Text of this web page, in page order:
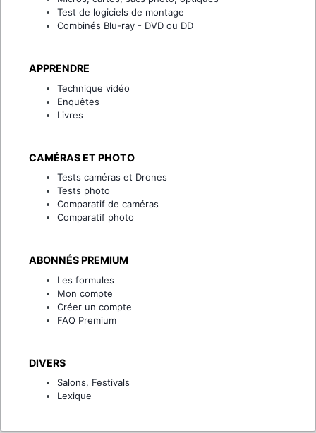
Test de logiciels de montage
Combinés Blu-ray - DVD ou DD
APPRENDRE
Technique vidéo
Enquêtes
Livres
CAMÉRAS ET PHOTO
Tests caméras et Drones
Tests photo
Comparatif de caméras
Comparatif photo
ABONNÉS PREMIUM
Les formules
Mon compte
Créer un compte
FAQ Premium
DIVERS
Salons, Festivals
Lexique